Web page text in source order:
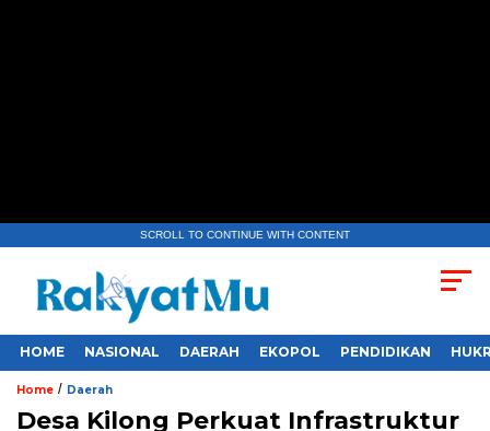
SCROLL TO CONTINUE WITH CONTENT
HOME NASIONAL DAERAH EKOPOL PENDIDIKAN
Home / Daerah
Desa Kilong Perkuat Infrastruktur